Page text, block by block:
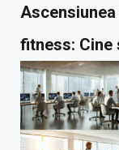
fitness: Cine